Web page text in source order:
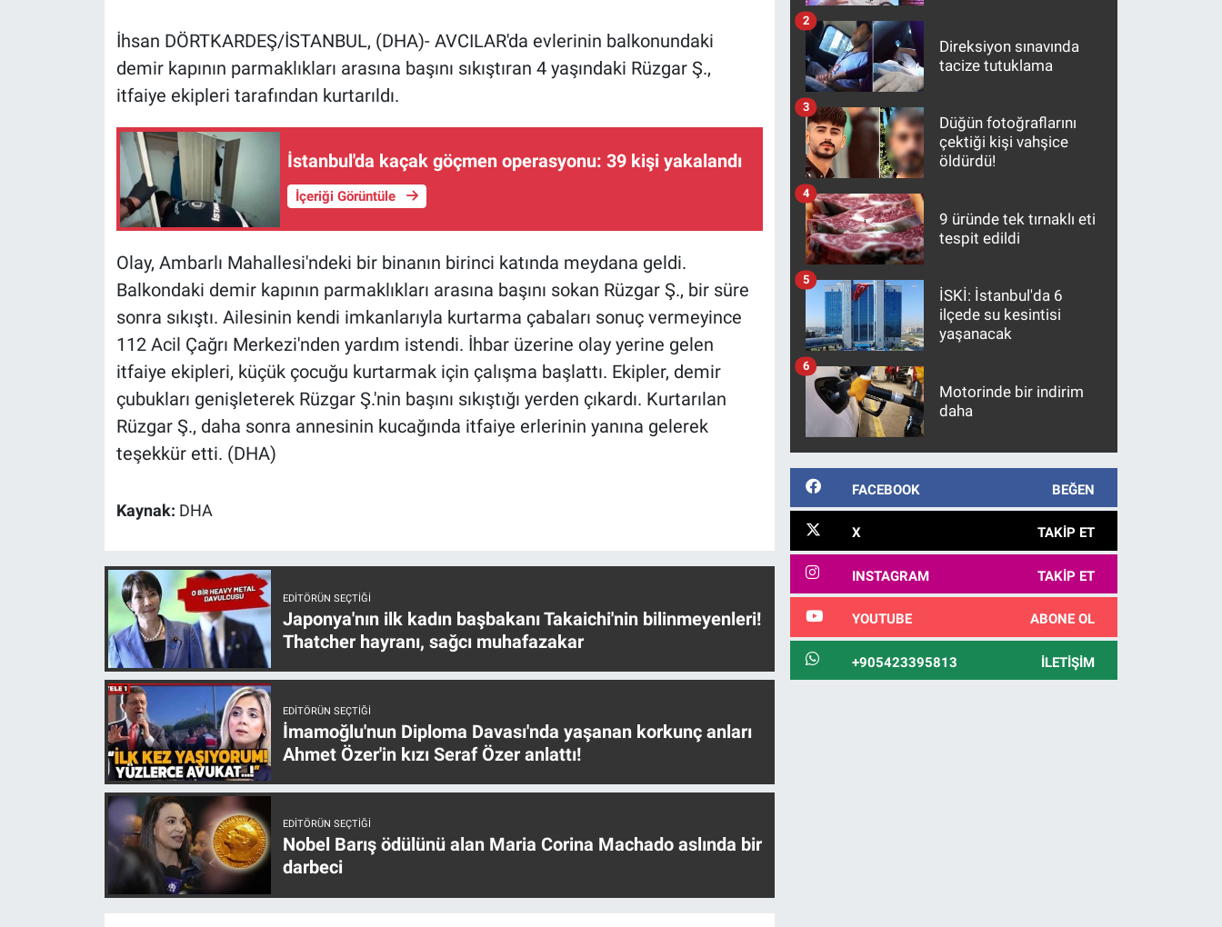
İhsan DÖRTKARDEŞ/İSTANBUL, (DHA)- AVCILAR'da evlerinin balkonundaki
demir kapının parmaklıkları arasına başını sıkıştıran 4 yaşındaki Rüzgar Ş.,
itfaiye ekipleri tarafından kurtarıldı.
İstanbul'da kaçak göçmen operasyonu: 39 kişi yakalandı
İçeriği Görüntüle
Olay, Ambarlı Mahallesi'ndeki bir binanın birinci katında meydana geldi.
Balkondaki demir kapının parmaklıkları arasına başını sokan Rüzgar Ş., bir süre
sonra sıkıştı. Ailesinin kendi imkanlarıyla kurtarma çabaları sonuç vermeyince
112 Acil Çağrı Merkezi'nden yardım istendi. İhbar üzerine olay yerine gelen
itfaiye ekipleri, küçük çocuğu kurtarmak için çalışma başlattı. Ekipler, demir
çubukları genişleterek Rüzgar Ş.'nin başını sıkıştığı yerden çıkardı. Kurtarılan
Rüzgar Ş., daha sonra annesinin kucağında itfaiye erlerinin yanına gelerek
teşekkür etti. (DHA)
Kaynak: DHA
EDITÖRÜN SEÇTIĞI
Japonya'nın ilk kadın başbakanı Takaichi'nin bilinmeyenleri!
Thatcher hayranı, sağcı muhafazakar
EDITÖRÜN SEÇTIĞI
İmamoğlu'nun Diploma Davası'nda yaşanan korkunç anları
Ahmet Özer'in kızı Seraf Özer anlattı!
EDITÖRÜN SEÇTIĞI
Nobel Barış ödülünü alan Maria Corina Machado aslında bir
darbeci
Direksiyon sınavında
tacize tutuklama
2
Düğün fotoğraflarını
çektiği kişi vahşice
öldürdü!
3
9 üründe tek tırnaklı eti
tespit edildi
4
İSKİ: İstanbul'da 6
ilçede su kesintisi
yaşanacak
5
Motorinde bir indirim
daha
6
FACEBOOK BEĞEN
X TAKIP ET
INSTAGRAM TAKIP ET
YOUTUBE ABONE OL
+905423395813 İLETIŞIM
Gündem Özel
Günün görüntüsü
Koronavirüs
Kültür Sanat
Ne demişti
Programlar
Teknoloji
Türkiye'nin Geleceği
Türkiye'nin Gündemi
Yerel Gündem
Yerel Yaşam
Canlı Yayın